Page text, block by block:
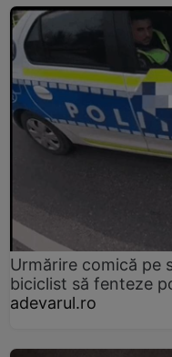
Urmărire comică pe
biciclist să fenteze
adevarul.ro